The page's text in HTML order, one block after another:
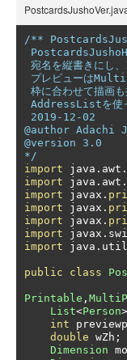
/**
@author Adachi
@version 3.0
*/
import java . awt
import java . awt .
import javax .
import javax .
import javax .
import javax .
import java . util
public class
Printable ,
List<Person>
int
double wZh ;
Dimension